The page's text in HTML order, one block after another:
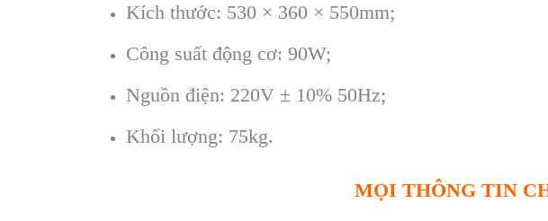
Kích thước: 530 × 360 × 550mm;
Công suất động cơ: 90W;
Nguồn điện: 220V ± 10% 50Hz;
Khối lượng: 75kg.
MỌI THÔNG TIN